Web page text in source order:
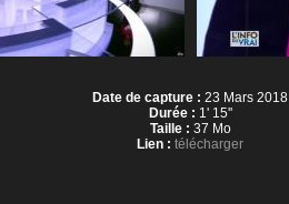
Date de capture : 23 Mars 2018
Durée : 1' 15''
Taille : 37 Mo
Lien : télécharger